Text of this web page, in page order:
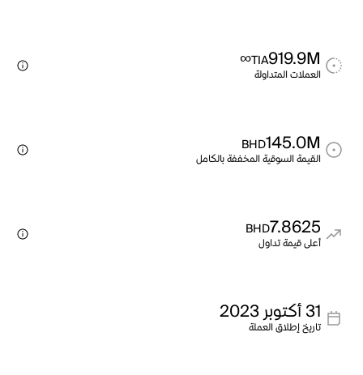
919.9M
TIA
∞
العملات المتداولة
145.0M
BHD
القيمة السوقية المخففة بالكامل
7.8625
BHD
أعلى قيمة تداول
31 أكتوبر 2023
تاريخ إطلاق العملة